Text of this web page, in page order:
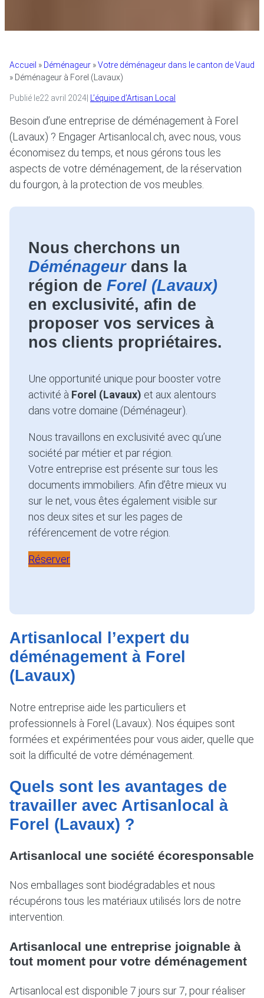
Accueil » Déménageur »Votre déménageur dans le canton de Vaud
» Déménageur à Forel (Lavaux)
Publié le22 avril 2024 L’équipe d’Artisan Local
Besoin d’une entreprise de déménagement à Forel
(Lavaux) ? Engager Artisanlocal.ch, avec nous, vous
économisez du temps, et nous gérons tous les
aspects de votre déménagement, de la réservation
du fourgon, à la protection de vos meubles.
Nous cherchons un
Déménageurdans la
région de Forel (Lavaux)
en exclusivité, afin de
proposer vos services à
nos clients propriétaires.
Une opportunité unique pour booster votre
activité à Forel (Lavaux) et aux alentours
dans votre domaine (Déménageur).
Nous travaillons en exclusivité avec qu’une
société par métier et par région.
Votre entreprise est présente sur tous les
documents immobiliers. Afin d’être mieux vu
sur le net, vous êtes également visible sur
nos deux sites et sur les pages de
référencement de votre région.
Réserver
Artisanlocal l’expert du
déménagement à Forel
(Lavaux)
Notre entreprise aide les particuliers et
professionnels à Forel (Lavaux). Nos équipes sont
formées et expérimentées pour vous aider, quelle que
soit la difficulté de votre déménagement.
Quels sont les avantages de
travailler avec Artisanlocal à
Forel (Lavaux) ?
Artisanlocal une société écoresponsable
Nos emballages sont biodégradables et nous
récupérons tous les matériaux utilisés lors de notre
intervention.
Artisanlocal une entreprise joignable à
tout moment pour votre déménagement
Artisanlocal est disponible 7 jours sur 7, pour réaliser